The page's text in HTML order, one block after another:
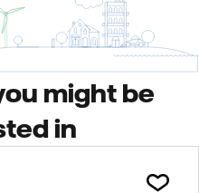
might be
in